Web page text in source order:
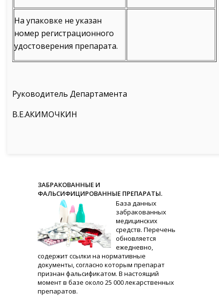
На упаковке не указан
номер регистрационного
удостоверения препарата.
Руководитель Департамента
В.Е.АКИМОЧКИН
ЗАБРАКОВАННЫЕ И
ФАЛЬСИФИЦИРОВАННЫЕ ПРЕПАРАТЫ.
База данных
забракованных
медицинских
средств. Перечень
обновляется
ежедневно,
содержит ссылки на нормативные
документы, согласно которым препарат
признан фальсификатом. В настоящий
момент в базе около 25 000 лекарственных
препаратов.